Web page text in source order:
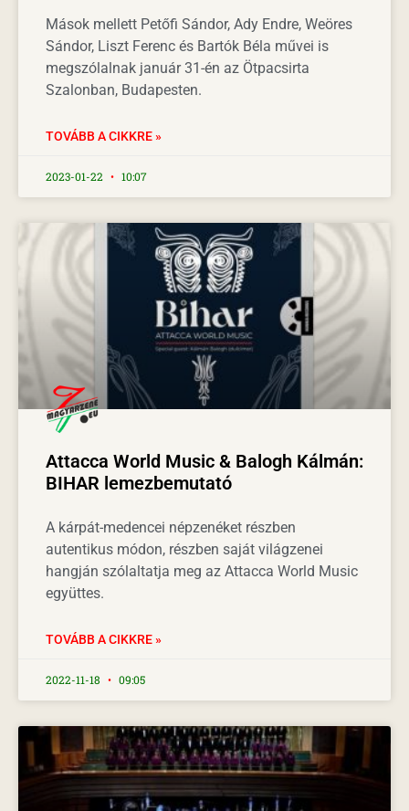
Mások mellett Petőfi Sándor, Ady Endre, Weöres
Sándor, Liszt Ferenc és Bartók Béla művei is
megszólalnak január 31-én az Ötpacsirta
Szalonban, Budapesten.
TOVÁBB A CIKKRE »
2023-01-22 10:07
Attacca World Music & Balogh Kálmán:
BIHAR lemezbemutató
A kárpát-medencei népzenéket részben
autentikus módon, részben saját világzenei
hangján szólaltatja meg az Attacca World Music
együttes.
TOVÁBB A CIKKRE »
2022-11-18 09:05